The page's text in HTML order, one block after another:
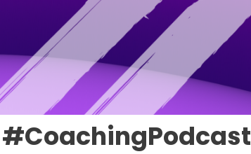
#CoachingPodcast